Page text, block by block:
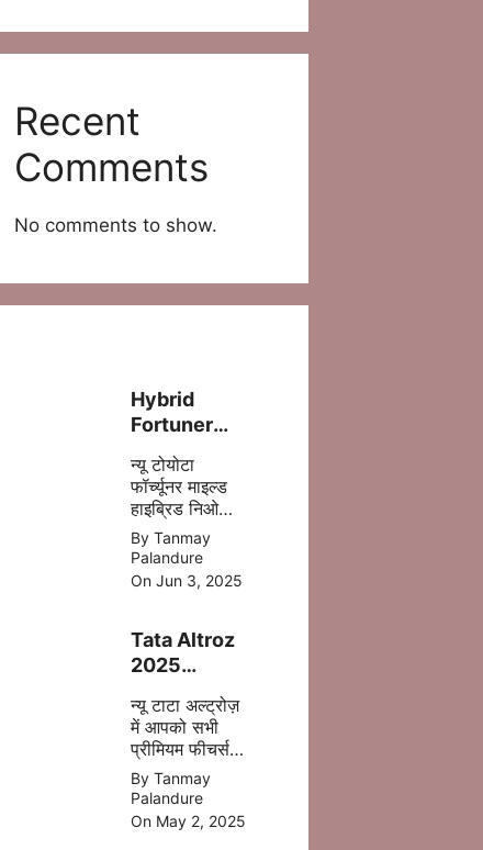
Recent
Comments
No comments to show.
Hybrid
Fortuner
लॉन्च – ज़्यादा
पावर, कम फ्यूल
खर्च!
न्यू टोयोटा
फॉर्च्यूनर माइल्ड
हाइब्रिड निओ
ड्राइव में 5 %
डीजल की बचत
होने वाली है
,जिसमे ज्यादा
मिल जाता है |
By Tanmay
Palandure
On Jun 3, 2025
Tata Altroz
2025
जानिए क्या-क्या
बदला है इस बार
न्यू टाटा अल्ट्रोज़
में आपको सभी
प्रीमियम फीचर्स
अपडेट
एक्सटीरियर के
साथ ज्यादा सेफ्टी,
पॉवरफुल इंजन
By Tanmay
Palandure
On May 2, 2025